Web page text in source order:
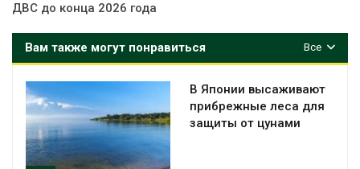
ДВС до конца 2026 года
Все
Вам также могут понравиться
В Японии высаживают
прибрежные леса для
защиты от цунами